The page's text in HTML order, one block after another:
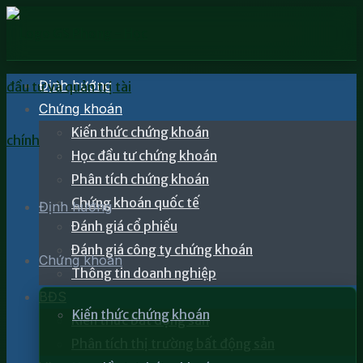
Định hướng
Chứng khoán
Kiến thức chứng khoán
Định hướng
Chứng khoán
Kiến thức chứng khoán
Học đầu tư chứng khoán
Phân tích chứng khoán
Chứng khoán quốc tế
Đánh giá cổ phiếu
Đánh giá công ty chứng khoán
Thông tin doanh nghiệp
BĐS
Kiến thức bất động sản